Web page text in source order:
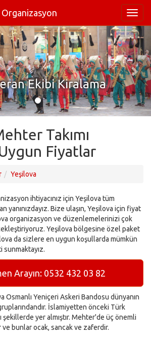
Ekibi Kiralama
Takımı
Fiyatlar
Yeşilova
ihtiyacınız için Yeşilova tüm
yanınızdayız. Bize ulaşın, Yeşilova için fiyat
organizasyon ve düzenlemelerinizi çok
Yeşilova bölgesine özel paket
da sizlere en uygun koşullarda mümkün
Arayın: 0532 432 03 82
Osmanlı Yeniçeri Askeri Bandosu dünyanın
İslamiyetten önceki Türk
yer almıştır. Mehter'de üç önemli
ve bunlar ocak, sancak ve zaferdir.